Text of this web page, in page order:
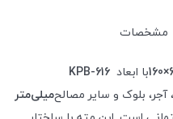
مشخصات
KPB-616 با ابعاد
میلی‌مترآجر، بلوک و سایر مصالح